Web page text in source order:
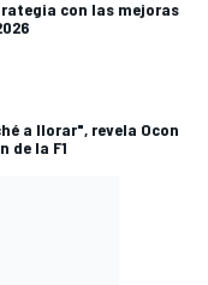
con las mejoras
a llorar", revela Ocon
de la F1